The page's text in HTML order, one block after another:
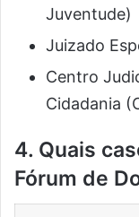
Juventude)
Juizado
Centro
Cidadania
4. Quais
Fórum de